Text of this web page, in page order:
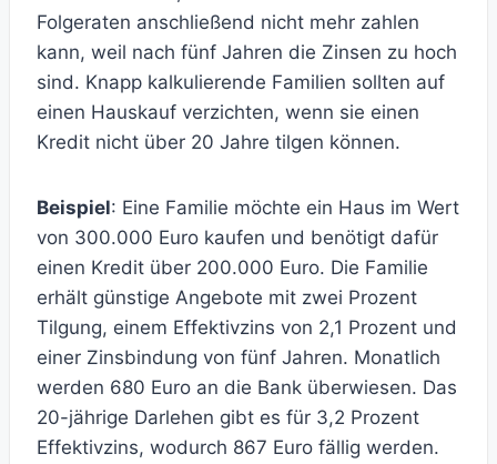
Folgeraten anschließend nicht mehr zahlen
kann, weil nach fünf Jahren die Zinsen zu hoch
sind. Knapp kalkulierende Familien sollten auf
einen Hauskauf verzichten, wenn sie einen
Kredit nicht über 20 Jahre tilgen können.
Beispiel: Eine Familie möchte ein Haus im Wert
von 300.000 Euro kaufen und benötigt dafür
einen Kredit über 200.000 Euro. Die Familie
erhält günstige Angebote mit zwei Prozent
Tilgung, einem Effektivzins von 2,1 Prozent und
einer Zinsbindung von fünf Jahren. Monatlich
werden 680 Euro an die Bank überwiesen. Das
20-jährige Darlehen gibt es für 3,2 Prozent
Effektivzins, wodurch 867 Euro fällig werden.